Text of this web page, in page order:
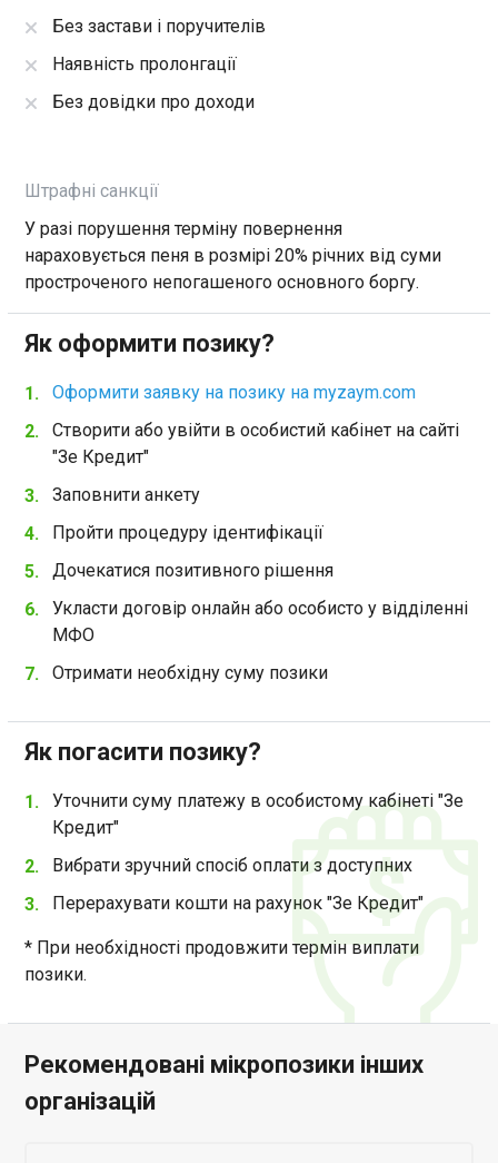
Без застави і поручителів
Наявність пролонгації
Без довідки про доходи
Штрафні санкції
У разі порушення терміну повернення
нараховується пеня в розмірі 20% річних від суми
простроченого непогашеного основного боргу.
Як оформити позику?
Оформити заявку на позику на myzaym.com
Створити або увійти в особистий кабінет на сайті
"Зе Кредит"
Заповнити анкету
Пройти процедуру ідентифікації
Дочекатися позитивного рішення
Укласти договір онлайн або особисто у відділенні
МФО
Отримати необхідну суму позики
Як погасити позику?
Уточнити суму платежу в особистому кабінеті "Зе
Кредит"
Вибрати зручний спосіб оплати з доступних
Перерахувати кошти на рахунок "Зе Кредит"
* При необхідності продовжити термін виплати
позики.
Рекомендовані мікропозики інших
організацій